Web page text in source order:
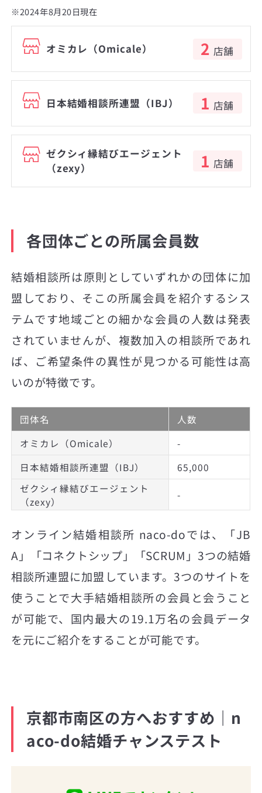
※2024年8月20日現在
オミカレ（Omicale） 2 店舗
日本結婚相談所連盟（IBJ） 1 店舗
ゼクシィ縁結びエージェント
（zexy）
1 店舗
各団体ごとの所属会員数
結婚相談所は原則としていずれかの団体に加
盟しており、そこの所属会員を紹介するシス
テムです地域ごとの細かな会員の人数は発表
されていませんが、複数加入の相談所であれ
ば、ご希望条件の異性が見つかる可能性は高
いのが特徴です。
団体名
人数
オミカレ（Omicale）
-
日本結婚相談所連盟（IBJ）
65,000
ゼクシィ縁結びエージェント
（zexy）
-
オンライン結婚相談所 naco-doでは、「JB
A」「コネクトシップ」「SCRUM」3つの結婚
相談所連盟に加盟しています。3つのサイトを
使うことで大手結婚相談所の会員と会うこと
が可能で、国内最大の19.1万名の会員データ
を元にご紹介をすることが可能です。
京都市南区の方へおすすめ｜n
aco-do結婚チャンステスト